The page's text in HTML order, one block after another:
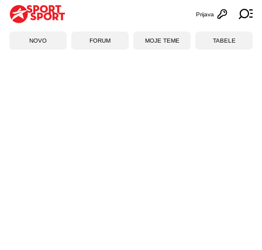
Otvori
Prijava
NOVO FORUM MOJE TEME TABELE